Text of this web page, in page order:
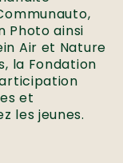
Photo ainsi
Air et Nature
la Fondation
et
les jeunes.